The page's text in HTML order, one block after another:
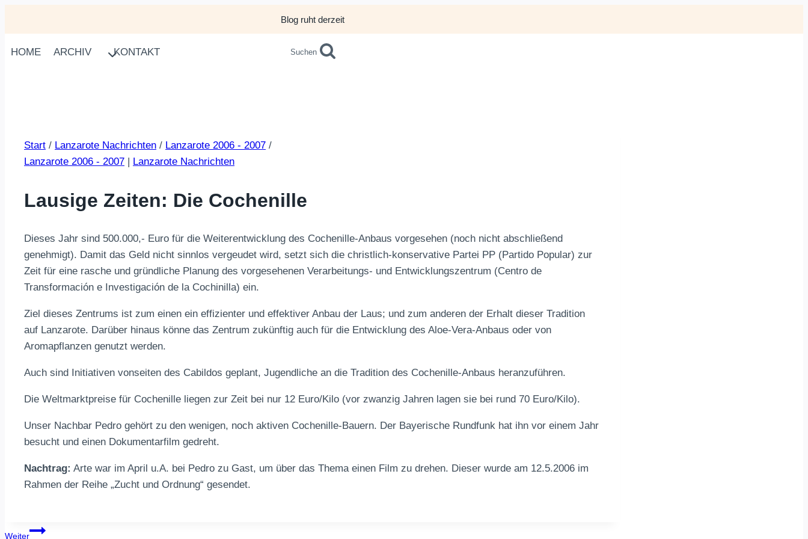
Blog ruht derzeit
HOME ARCHIV KONTAKT Suchen
Start / Lanzarote Nachrichten / Lanzarote 2006 - 2007 /
Lanzarote 2006 - 2007 | Lanzarote Nachrichten
Lausige Zeiten: Die Cochenille
Dieses Jahr sind 500.000,- Euro für die Weiterentwicklung des Cochenille-Anbaus vorgesehen (noch nicht abschließend
genehmigt). Damit das Geld nicht sinnlos vergeudet wird, setzt sich die christlich-konservative Partei PP (Partido Popular) zur
Zeit für eine rasche und gründliche Planung des vorgesehenen Verarbeitungs- und Entwicklungszentrum (Centro de
Transformación e Investigación de la Cochinilla) ein.
Ziel dieses Zentrums ist zum einen ein effizienter und effektiver Anbau der Laus; und zum anderen der Erhalt dieser Tradition
auf Lanzarote. Darüber hinaus könne das Zentrum zukünftig auch für die Entwicklung des Aloe-Vera-Anbaus oder von
Aromapflanzen genutzt werden.
Auch sind Initiativen vonseiten des Cabildos geplant, Jugendliche an die Tradition des Cochenille-Anbaus heranzuführen.
Die Weltmarktpreise für Cochenille liegen zur Zeit bei nur 12 Euro/Kilo (vor zwanzig Jahren lagen sie bei rund 70 Euro/Kilo).
Unser Nachbar Pedro gehört zu den wenigen, noch aktiven Cochenille-Bauern. Der Bayerische Rundfunk hat ihn vor einem Jahr
besucht und einen Dokumentarfilm gedreht.
Nachtrag: Arte war im April u.A. bei Pedro zu Gast, um über das Thema einen Film zu drehen. Dieser wurde am 12.5.2006 im
Rahmen der Reihe „Zucht und Ordnung“ gesendet.
Beitragsnavigation
Weiter